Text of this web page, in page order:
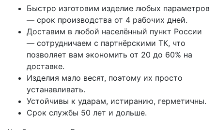
Быстро изготовим изделие любых параметров
— срок производства от 4 рабочих дней.
Доставим в любой населённый пункт России
— сотрудничаем с партнёрскими ТК, что
позволяет вам экономить от 20 до 60% на
доставке.
Изделия мало весят, поэтому их просто
устанавливать.
Устойчивы к ударам, истиранию, герметичны.
Срок службы 50 лет и дольше.